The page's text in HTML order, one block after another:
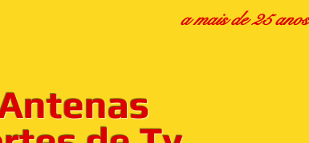
a mais de 25 anos